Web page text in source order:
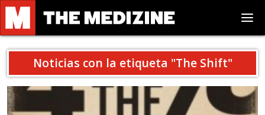
Noticias con la etiqueta "The Shift"